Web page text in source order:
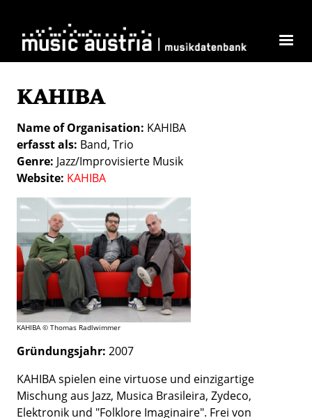
KAHIBA
Name of Organisation KAHIBA
erfasst als Band Trio
Genre Jazz/Improvisierte Musik
Website KAHIBA
KAHIBA © Thomas Radlwimmer
Gründungsjahr: 2007
KAHIBA spielen eine virtuose und einzigartige
Mischung aus Jazz, Musica Brasileira, Zydeco,
Elektronik und "Folklore Imaginaire". Frei von